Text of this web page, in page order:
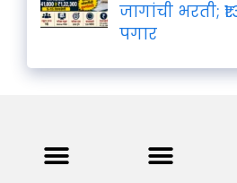
जागांची भरती;
पगार